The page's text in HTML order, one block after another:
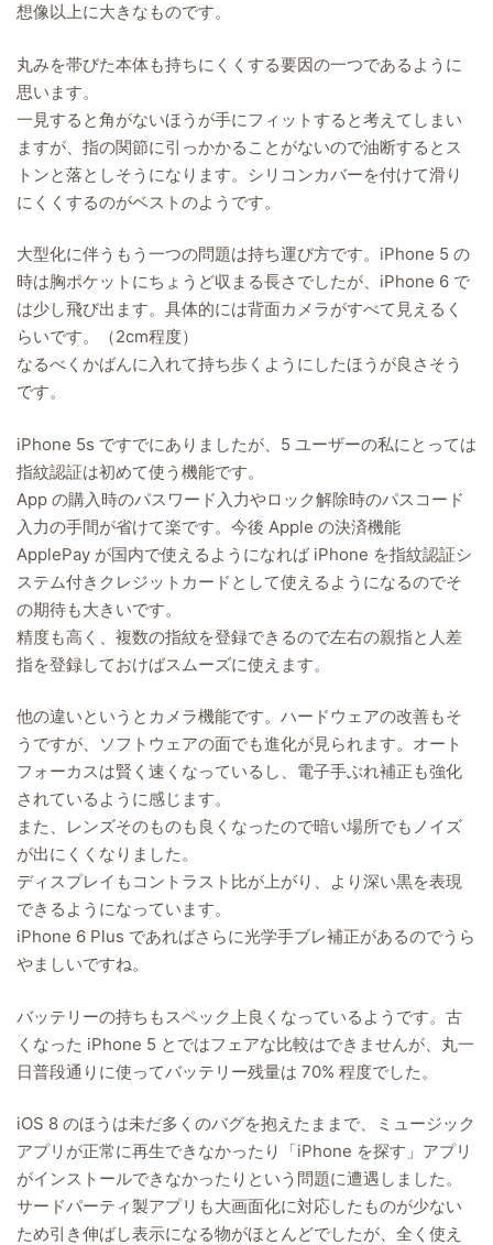
想像以上に大きなものです。
丸みを帯びた本体も持ちにくくする要因の一つであるように
思います。
一見すると角がないほうが手にフィットすると考えてしまい
ますが、指の関節に引っかかることがないので油断するとス
トンと落としそうになります。シリコンカバーを付けて滑り
にくくするのがベストのようです。
大型化に伴うもう一つの問題は持ち運び方です。iPhone 5 の
時は胸ポケットにちょうど収まる長さでしたが、iPhone 6 で
は少し飛び出ます。具体的には背面カメラがすべて見えるく
らいです。（2cm程度）
なるべくかばんに入れて持ち歩くようにしたほうが良さそう
です。
iPhone 5s ですでにありましたが、5 ユーザーの私にとっては
指紋認証は初めて使う機能です。
App の購入時のパスワード入力やロック解除時のパスコード
入力の手間が省けて楽です。今後 Apple の決済機能
ApplePay が国内で使えるようになれば iPhone を指紋認証シ
ステム付きクレジットカードとして使えるようになるのでそ
の期待も大きいです。
精度も高く、複数の指紋を登録できるので左右の親指と人差
指を登録しておけばスムーズに使えます。
他の違いというとカメラ機能です。ハードウェアの改善もそ
うですが、ソフトウェアの面でも進化が見られます。オート
フォーカスは賢く速くなっているし、電子手ぶれ補正も強化
されているように感じます。
また、レンズそのものも良くなったので暗い場所でもノイズ
が出にくくなりました。
ディスプレイもコントラスト比が上がり、より深い黒を表現
できるようになっています。
iPhone 6 Plus であればさらに光学手ブレ補正があるのでうら
やましいですね。
バッテリーの持ちもスペック上良くなっているようです。古
くなった iPhone 5 とではフェアな比較はできませんが、丸一
日普段通りに使ってバッテリー残量は 70% 程度でした。
iOS 8 のほうは未だ多くのバグを抱えたままで、ミュージック
アプリが正常に再生できなかったり「iPhone を探す」アプリ
がインストールできなかったりという問題に遭遇しました。
サードパーティ製アプリも大画面化に対応したものが少ない
ため引き伸ばし表示になる物がほとんどでしたが、全く使え